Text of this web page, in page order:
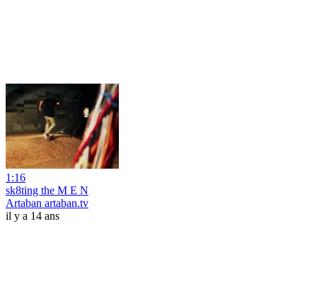
1:16
sk8ting the M E N
Artaban artaban.tv
il y a 14 ans